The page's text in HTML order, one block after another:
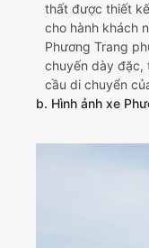
thất được thiết
cho hành khách
Phương Trang
chuyến dày đặc,
cầu di chuyển
b. Hình ảnh xe